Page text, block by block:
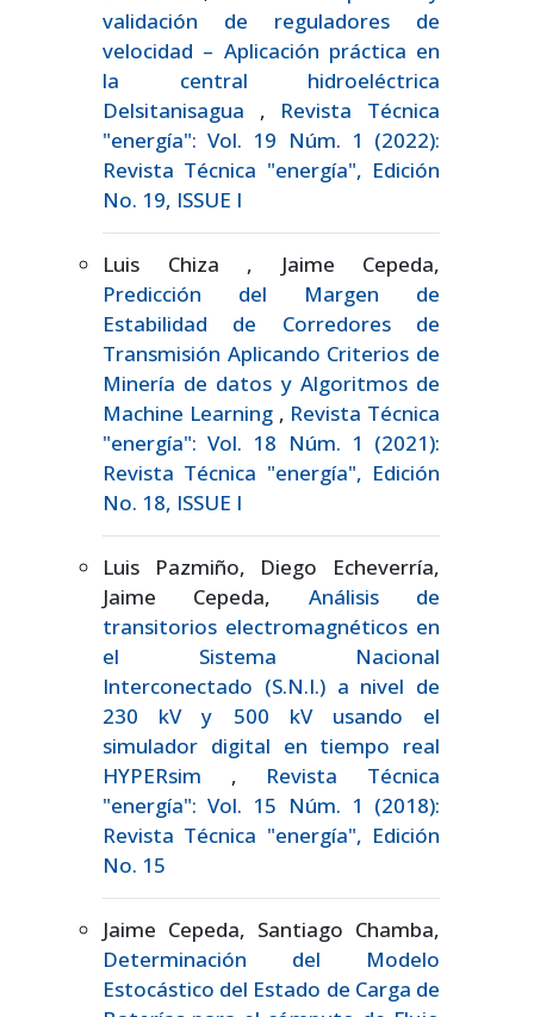
validación de reguladores de
velocidad – Aplicación práctica en
la central hidroeléctrica
Delsitanisagua , Revista Técnica
"energía": Vol. 19 Núm. 1 (2022):
Revista Técnica "energía", Edición
No. 19, ISSUE I
Luis Chiza , Jaime Cepeda,
Predicción del Margen de
Estabilidad de Corredores de
Transmisión Aplicando Criterios de
Minería de datos y Algoritmos de
Machine Learning , Revista Técnica
"energía": Vol. 18 Núm. 1 (2021):
Revista Técnica "energía", Edición
No. 18, ISSUE I
Luis Pazmiño, Diego Echeverría,
Jaime Cepeda, Análisis de
transitorios electromagnéticos en
el Sistema Nacional
Interconectado (S.N.I.) a nivel de
230 kV y 500 kV usando el
simulador digital en tiempo real
HYPERsim , Revista Técnica
"energía": Vol. 15 Núm. 1 (2018):
Revista Técnica "energía", Edición
No. 15
Jaime Cepeda, Santiago Chamba,
Determinación del Modelo
Estocástico del Estado de Carga de